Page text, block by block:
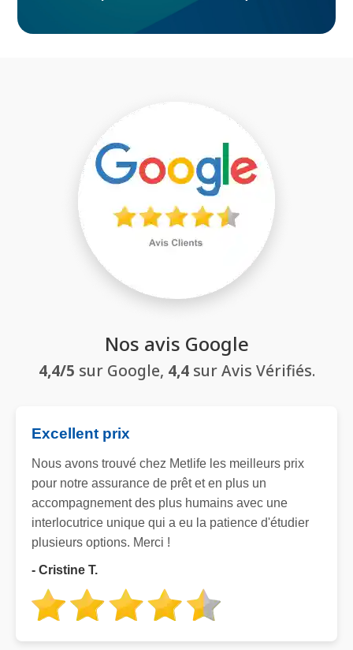
Nos avis Google
4,4/5 sur Google, 4,4sur Avis Vérifiés.
Excellent prix
Nous avons trouvé chez Metlife les meilleurs prix
pour notre assurance de prêt et en plus un
accompagnement des plus humains avec une
interlocutrice unique qui a eu la patience d'étudier
plusieurs options. Merci !
- Cristine T.